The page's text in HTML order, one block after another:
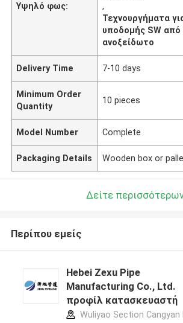
Υψηλό φως:
,
Τεχνουργήματα
υποδομής SW από
ανοξείδωτο
Delivery Time 7-10 days
Minimum Order
Quantity
10 pieces
Model Number Complete
Packaging Details Wooden box or
Δείτε
Περίπου εμείς
Hebei Zexu Pipe
Manufacturing Co., Ltd.
προφίλ κατασκευαστή
Wuliyao Section Cangyan